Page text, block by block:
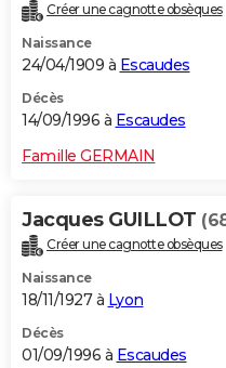
Créer une cagnotte obsèques
Naissance
24/04/1909 à Escaudes
Décès
14/09/1996 à Escaudes
Famille GERMAIN
Jacques GUILLOT
Créer une cagnotte obsèques
Naissance
18/11/1927 à Lyon
Décès
01/09/1996 à Escaudes